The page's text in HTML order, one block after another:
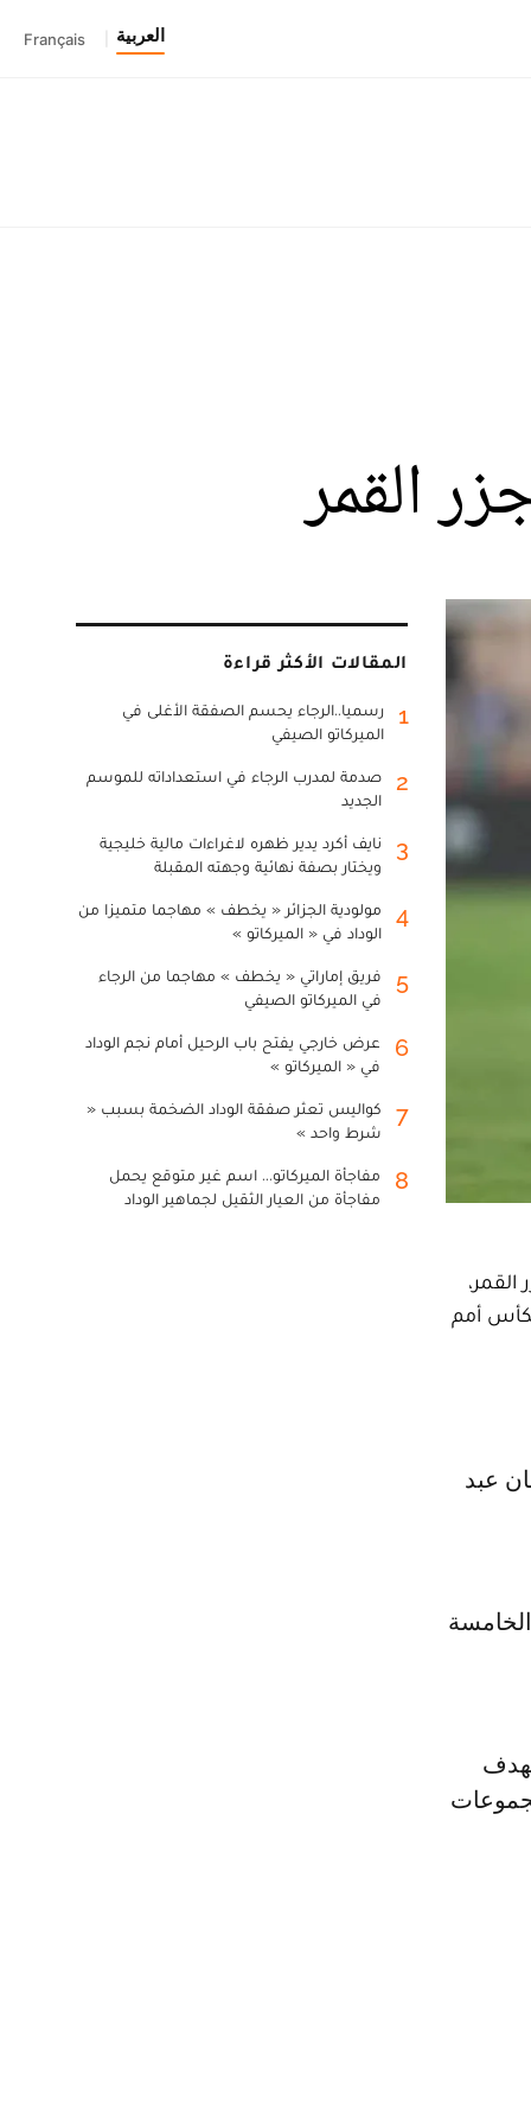
العربية Français
القمر
القمر،
لكأس أمم
المقالات الأكثر قراءة
1
رسميا..الرجاء يحسم الصفقة الأغلى في
الميركاتو الصيفي
2
صدمة لمدرب الرجاء في استعداداته للموسم
الجديد
3
نايف أكرد يدير ظهره لاغراءات مالية خليجية
ويختار بصفة نهائية وجهته المقبلة
4
مولودية الجزائر « يخطف » مهاجما متميزا من
الوداد في « الميركاتو »
5
فريق إماراتي « يخطف » مهاجما من الرجاء
في الميركاتو الصيفي
6
عرض خارجي يفتح باب الرحيل أمام نجم الوداد
في « الميركاتو »
7
كواليس تعثر صفقة الوداد الضخمة بسبب «
شرط واحد »
8
مفاجأة الميركاتو... اسم غير متوقع يحمل
مفاجأة من العيار الثقيل لجماهير الوداد